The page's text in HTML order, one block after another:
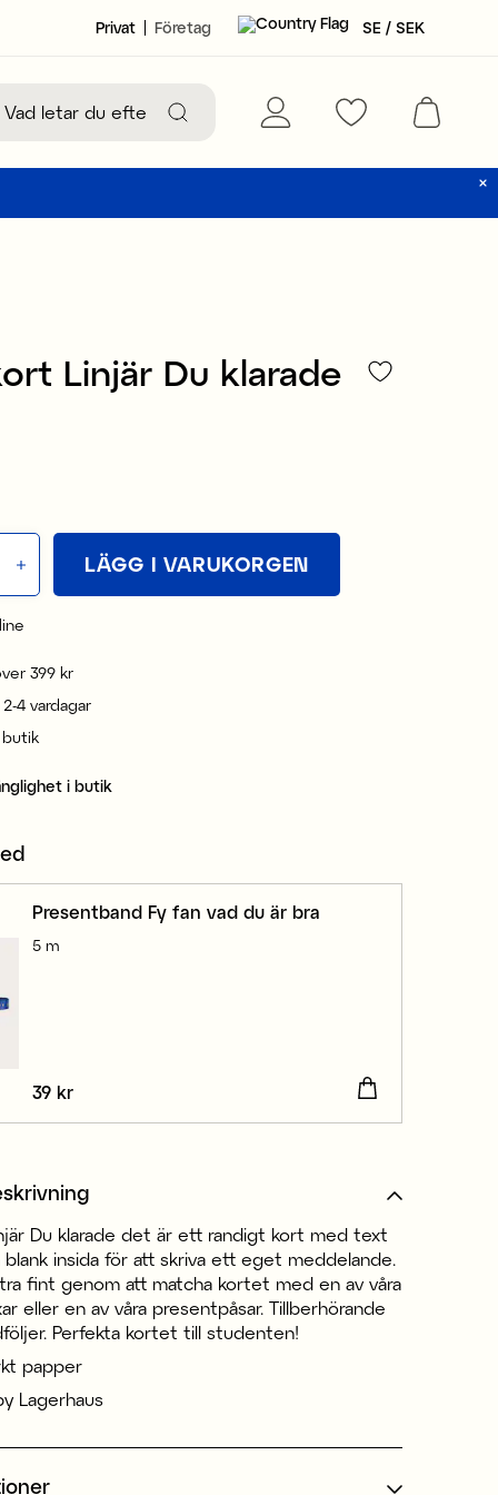
Privat Företag SE / SEK
Linjär Du klarade
kr
LÄGG I VARUKORGEN
399 kr
4 vardagar
butik
i butik
Presentband Fy fan vad du är bra
5 m
Pris:
39 kr
Du klarade det är ett randigt kort med text
blank insida för att skriva ett eget meddelande.
fint genom att matcha kortet med en av våra
eller en av våra presentpåsar. Tillberhörande
Perfekta kortet till studenten!
papper
Lagerhaus